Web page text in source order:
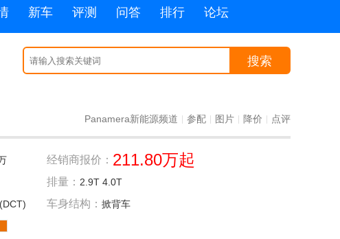
新车 评测 问答 排行 论坛
搜索
Panamera新能源频道 参配 图片 降价 点评
经销商报价： 211.80万起
排量： 2.9T 4.0T
车身结构： 掀背车